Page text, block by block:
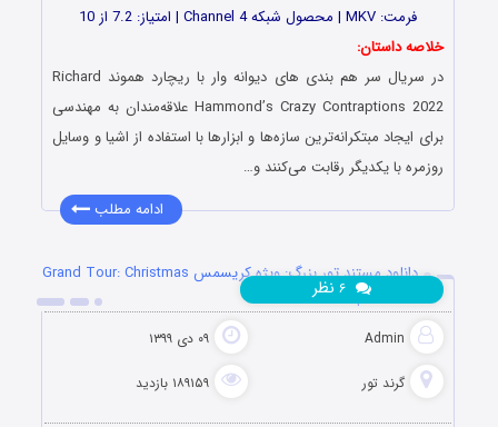
فرمت: MKV | محصول شبکه Channel 4 | امتیاز: 7.2 از 10
خلاصه داستان:
در سریال سر هم بندی های دیوانه وار با ریچارد هموند Richard
Hammond’s Crazy Contraptions 2022 علاقه‌مندان به مهندسی
برای ایجاد مبتکرانه‌ترین سازه‌ها و ابزارها با استفاده از اشیا و وسایل
روزمره با یکدیگر رقابت می‌کنند و…
ادامه مطلب
دانلود مستند تور بزرگ: ویژه کریسمس Grand Tour: Christmas
Special 2020
Admin ۰۹ دی ۱۳۹۹
گرند تور ۱۸۹۱۵۹ بازدید
۶ نظر